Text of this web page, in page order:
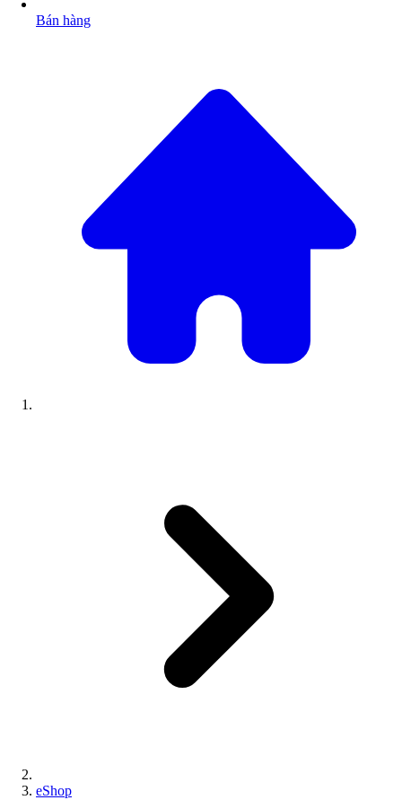
Bán hàng
eShop